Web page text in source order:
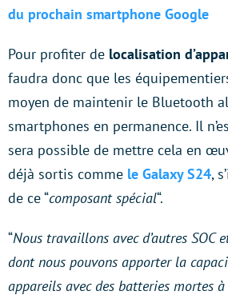
du prochain smartphone Google
Pour profiter de localisation
faudra donc que les
moyen de maintenir le Bluetooth
smartphones en permanence. Il
sera possible de mettre cela en
déjà sortis comme le Galaxy S24,
de ce “composant spécial“.
“Nous travaillons avec d’autres SOC
dont nous pouvons apporter la
appareils avec des batteries mortes